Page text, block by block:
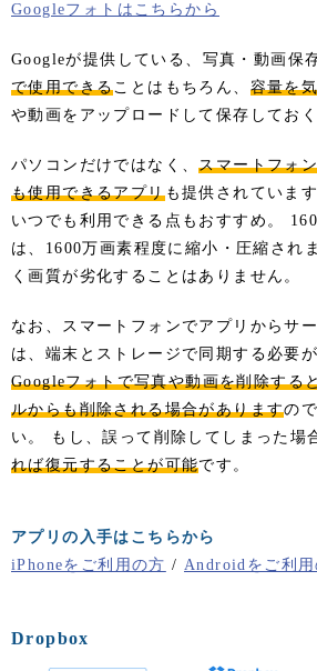
Googleフォトはこちらから
Googleが提供している、写真・動画保
で使用できることはもちろん、 容量を
や動画をアップロードして保存してお
パソコンだけではなく、スマートフォ
も使用できるアプリも提供されていま
いつでも利用できる点もおすすめ。
は、1600万画素程度に縮小・圧縮され
く画質が劣化することはありません。
なお、スマートフォンでアプリからサ
は、端末とストレージで同期する必要
Googleフォトで写真や動画を削除する
ルからも削除される場合がありますの
い。 もし、誤って削除してしまった場
れば復元することが可能です。
アプリの入手はこちらから
iPhoneをご利用の方 /Androidをご利用
Dropbox